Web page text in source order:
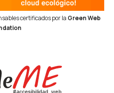
certificados por la Green Web